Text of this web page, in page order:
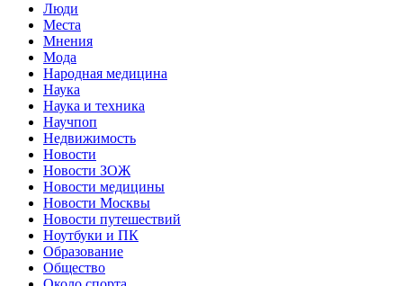
Люди
Места
Мнения
Мода
Народная медицина
Наука
Наука и техника
Научпоп
Недвижимость
Новости
Новости ЗОЖ
Новости медицины
Новости Москвы
Новости путешествий
Ноутбуки и ПК
Образование
Общество